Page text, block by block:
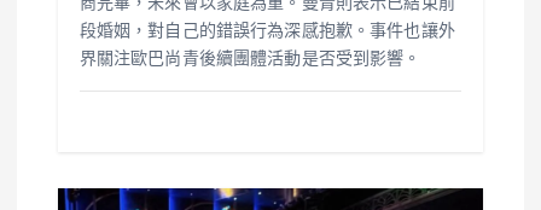
商完畢，未來會以家庭為重。曼青則表示已結束前
段婚姻，對自己的錯誤行為深感抱歉。事件也讓外
界關注歐巴尚青後續團體活動是否受到影響。